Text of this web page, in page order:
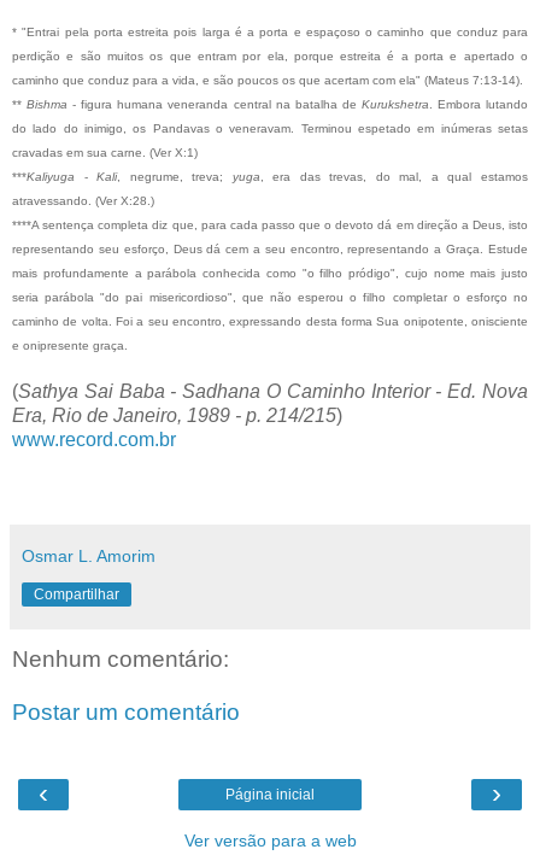
* "Entrai pela porta estreita pois larga é a porta e espaçoso o caminho que conduz para
perdição e são muitos os que entram por ela, porque estreita é a porta e apertado o
caminho que conduz para a vida, e são poucos os que acertam com ela" (Mateus 7:13-14).
**Bishma - figura humana veneranda central na batalha de Kurukshetra . Embora lutando
do lado do inimigo, os Pandavas o veneravam. Terminou espetado em inúmeras setas
cravadas em sua carne. (Ver X:1)
***Kaliyuga -Kali, negrume, treva; yuga , era das trevas, do mal, a qual estamos
atravessando. (Ver X:28.)
****A sentença completa diz que, para cada passo que o devoto dá em direção a Deus, isto
representando seu esforço, Deus dá cem a seu encontro, representando a Graça. Estude
mais profundamente a parábola conhecida como "o filho pródigo", cujo nome mais justo
seria parábola "do pai misericordioso", que não esperou o filho completar o esforço no
caminho de volta. Foi a seu encontro, expressando desta forma Sua onipotente, onisciente
e onipresente graça.
(Sathya Sai Baba - Sadhana O Caminho Interior - Ed. Nova
Era, Rio de Janeiro, 1989 - p. 214/215)
www.record.com.br
Osmar L. Amorim
Compartilhar
Nenhum comentário:
Postar um comentário
‹ ›
Página inicial
Ver versão para a web